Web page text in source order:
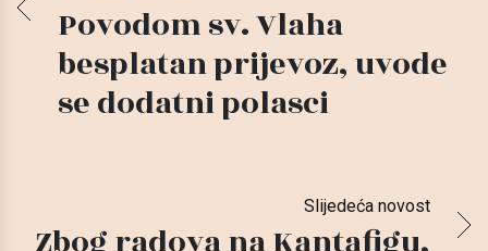
Povodom sv. Vlaha
besplatan prijevoz, uvode
se dodatni polasci
Slijedeća novost